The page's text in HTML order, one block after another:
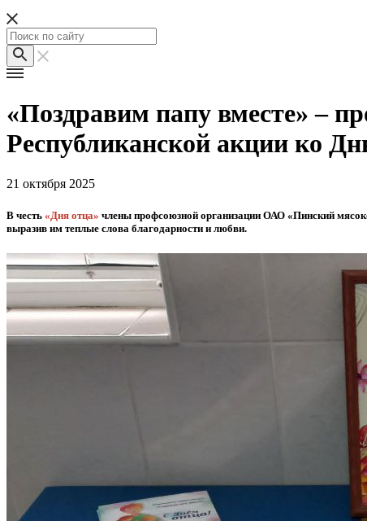
«Поздравим папу вместе» –
Республиканской акции ко
21 октября 2025
В честь «Дня отца» члены профсоюзной организации ОАО «Пинский
выразив им теплые слова благодарности и любви.